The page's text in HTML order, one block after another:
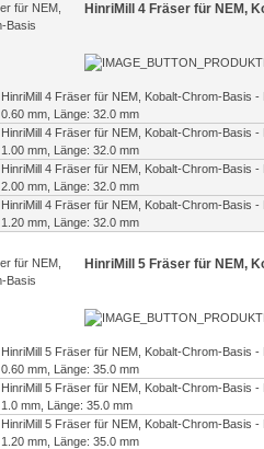
HinriMill 4 Fräser für NEM,
HinriMill 4 Fräser für NEM, Kobalt-Chrom-Basis
0.60 mm, Länge: 32.0 mm
HinriMill 4 Fräser für NEM, Kobalt-Chrom-Basis
1.00 mm, Länge: 32.0 mm
HinriMill 4 Fräser für NEM, Kobalt-Chrom-Basis
2.00 mm, Länge: 32.0 mm
HinriMill 4 Fräser für NEM, Kobalt-Chrom-Basis
1.20 mm, Länge: 32.0 mm
HinriMill 5 Fräser für NEM,
HinriMill 5 Fräser für NEM, Kobalt-Chrom-Basis
0.60 mm, Länge: 35.0 mm
HinriMill 5 Fräser für NEM, Kobalt-Chrom-Basis
1.0 mm, Länge: 35.0 mm
HinriMill 5 Fräser für NEM, Kobalt-Chrom-Basis
1.20 mm, Länge: 35.0 mm